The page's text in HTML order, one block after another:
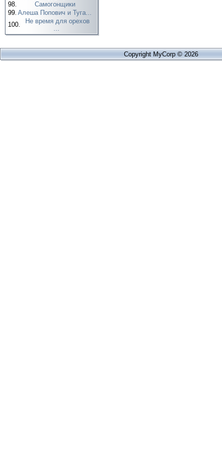
98.
Самогонщики
99. Алеша Попович и Туга...
100.
Не время для орехов
...
Copyright MyCorp © 2026